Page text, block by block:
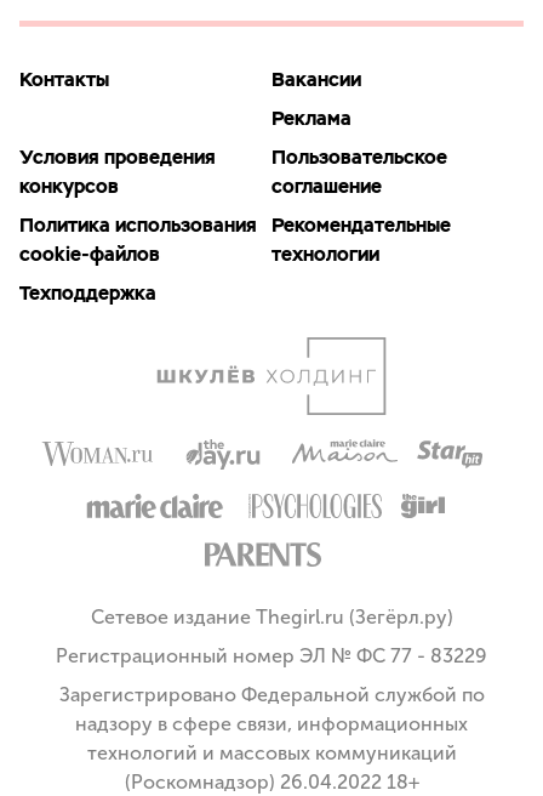
Контакты
Вакансии
Реклама
Условия проведения
конкурсов
Пользовательское
соглашение
Политика использования
cookie-файлов
Рекомендательные
технологии
Техподдержка
Сетевое издание Thegirl.ru (Зегёрл.ру)
Регистрационный номер ЭЛ № ФС 77 - 83229
Зарегистрировано Федеральной службой по
надзору в сфере связи, информационных
технологий и массовых коммуникаций
(Роскомнадзор) 26.04.2022 18+